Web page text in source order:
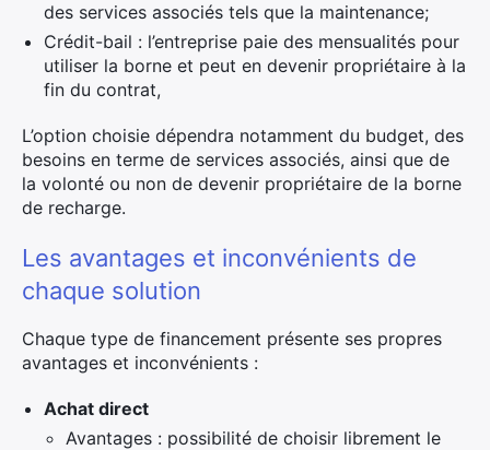
des services associés tels que la maintenance;
Crédit-bail : l’entreprise paie des mensualités pour
utiliser la borne et peut en devenir propriétaire à la
fin du contrat,
L’option choisie dépendra notamment du budget, des
besoins en terme de services associés, ainsi que de
la volonté ou non de devenir propriétaire de la borne
de recharge.
Les avantages et inconvénients de
chaque solution
Chaque type de financement présente ses propres
avantages et inconvénients :
Achat direct
Avantages : possibilité de choisir librement le